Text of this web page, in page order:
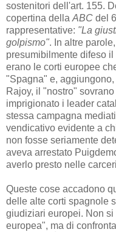
sostenitori dell'art. 155.
copertina dellaABC del
rappresentative: "La
golpismo". In altre
presumibilmente difeso
erano le corti europee
"Spagna" e,
Rajoy, il "nostro"
imprigionato i leader
stessa campagna
vendicativo evidente a
non fosse seriamente
aveva arrestato
averlo presto nelle
Queste cose accadono
delle alte corti spagnole
giudiziari europei. Non
europea", ma di